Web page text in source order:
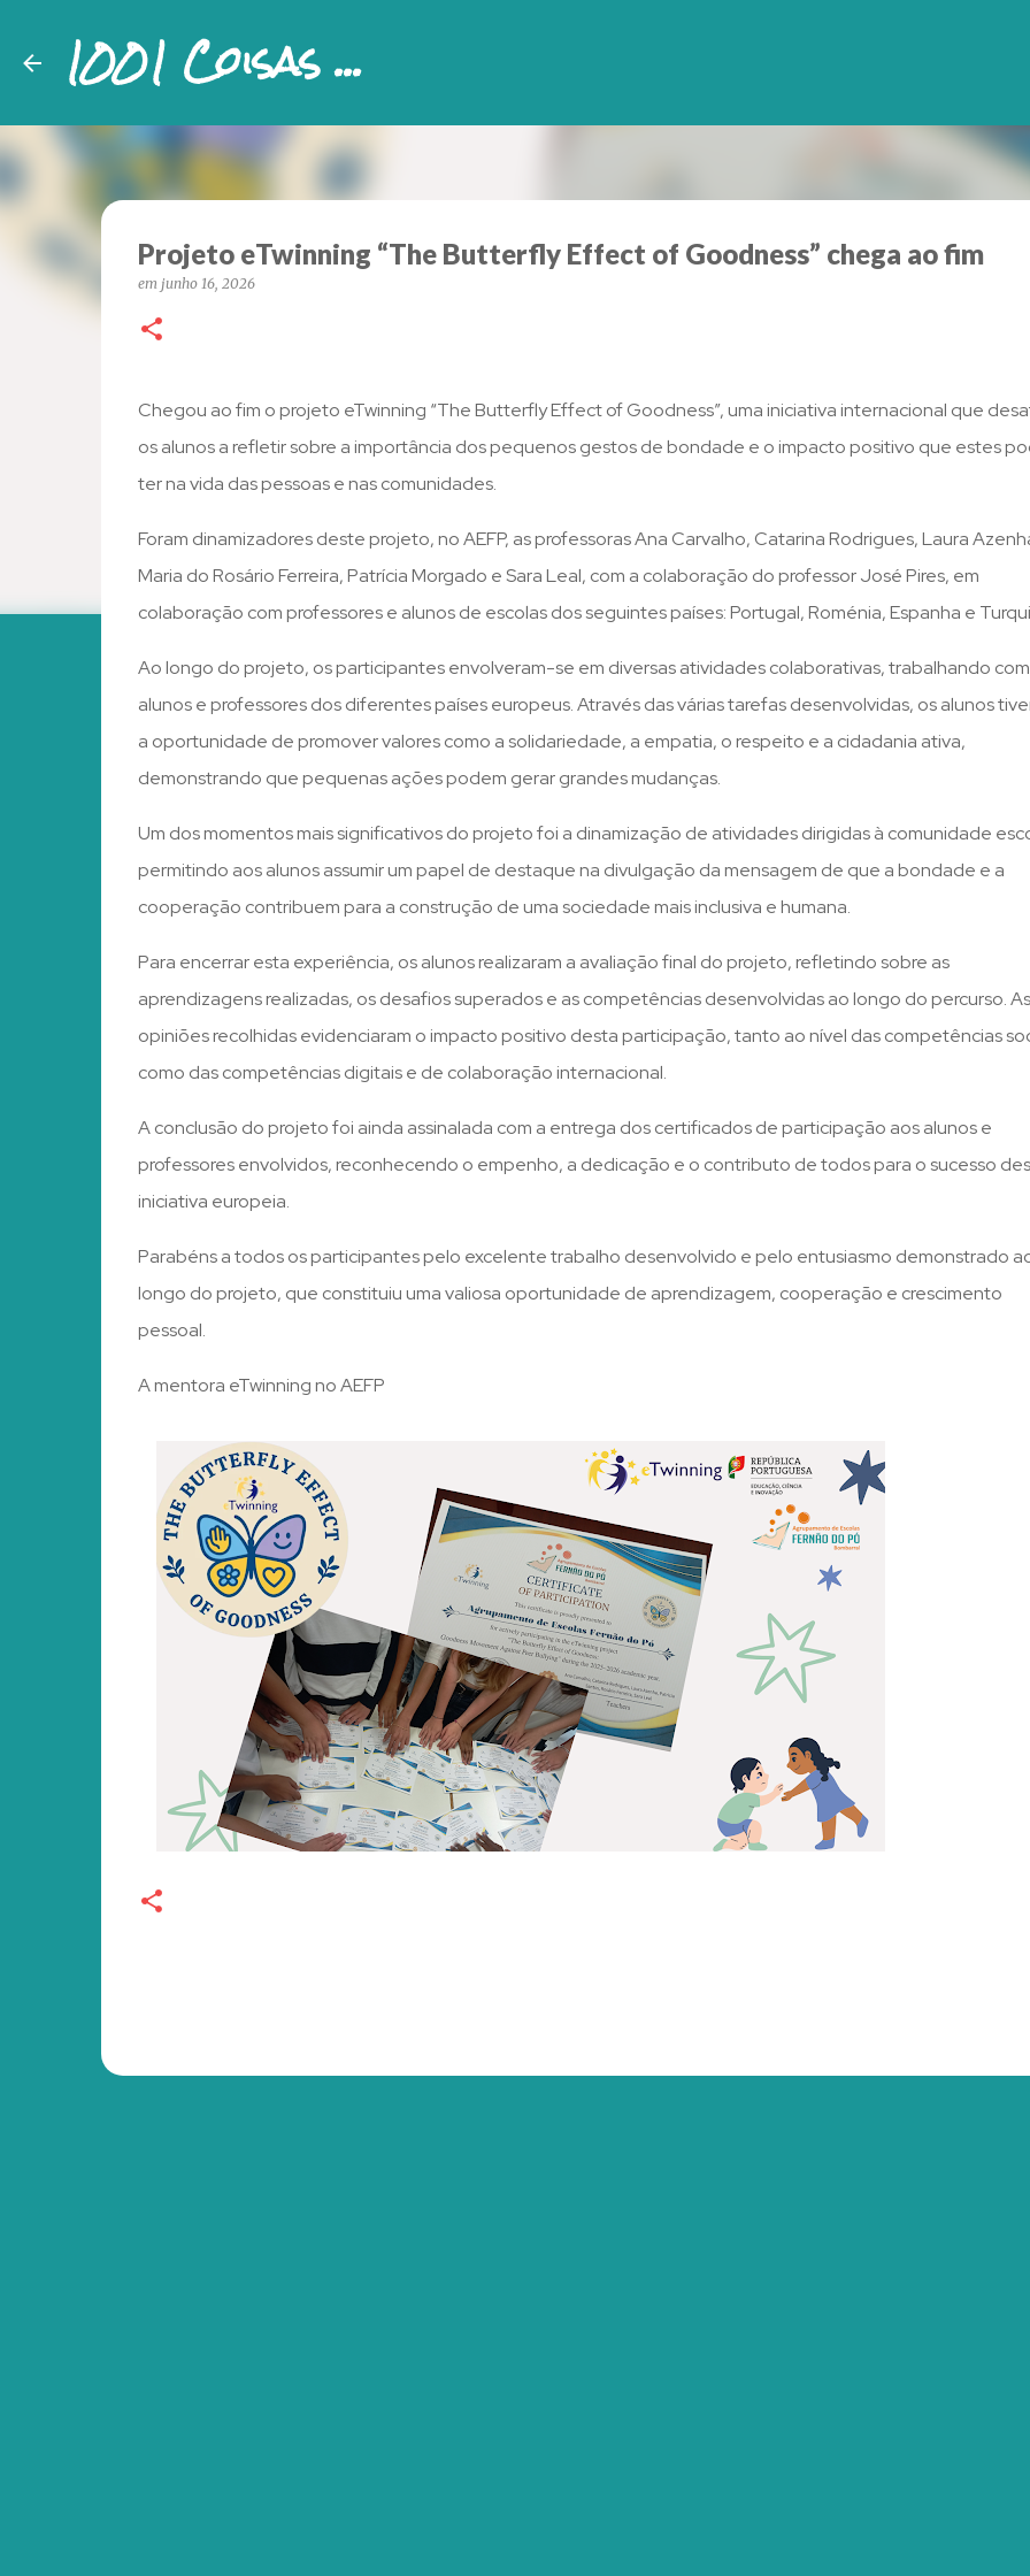
1001 Coisas ...
​Projeto eTwinning “The Butterfly Effect of Goodness” chega ao fim
em junho 16, 2026
Chegou ao fim o projeto eTwinning “The Butterfly Effect of Goodness”, uma iniciativa internacional que
os alunos a refletir sobre a importância dos pequenos gestos de bondade e o impacto positivo que estes
ter na vida das pessoas e nas comunidades.
Foram dinamizadores deste projeto, no AEFP, as professoras Ana Carvalho, Catarina Rodrigues, Laura
Maria do Rosário Ferreira, Patrícia Morgado e Sara Leal, com a colaboração do professor José Pires, em
colaboração com professores e alunos de escolas dos seguintes países: Portugal, Roménia, Espanha e
Ao longo do projeto, os participantes envolveram-se em diversas atividades colaborativas, trabalhando com
alunos e professores dos diferentes países europeus. Através das várias tarefas desenvolvidas, os alunos
a oportunidade de promover valores como a solidariedade, a empatia, o respeito e a cidadania ativa,
demonstrando que pequenas ações podem gerar grandes mudanças.
Um dos momentos mais significativos do projeto foi a dinamização de atividades dirigidas à comunidade
permitindo aos alunos assumir um papel de destaque na divulgação da mensagem de que a bondade e a
cooperação contribuem para a construção de uma sociedade mais inclusiva e humana.
Para encerrar esta experiência, os alunos realizaram a avaliação final do projeto, refletindo sobre as
aprendizagens realizadas, os desafios superados e as competências desenvolvidas ao longo do percurso. As
opiniões recolhidas evidenciaram o impacto positivo desta participação, tanto ao nível das competências
como das competências digitais e de colaboração internacional.
A conclusão do projeto foi ainda assinalada com a entrega dos certificados de participação aos alunos e
professores envolvidos, reconhecendo o empenho, a dedicação e o contributo de todos para o sucesso
iniciativa europeia.
Parabéns a todos os participantes pelo excelente trabalho desenvolvido e pelo entusiasmo demonstrado
longo do projeto, que constituiu uma valiosa oportunidade de aprendizagem, cooperação e crescimento
pessoal.
A mentora eTwinning no AEFP